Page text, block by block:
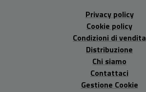
Privacy policy
Cookie policy
Condizioni di vendita
Distribuzione
Chi siamo
Contattaci
Gestione Cookie